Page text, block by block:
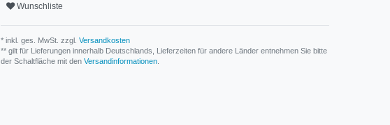
Wunschliste
* inkl. ges. MwSt. zzgl.
Versandkosten
** gilt für Lieferungen innerhalb Deutschlands, Lieferzeiten für andere Länder entnehmen Sie bitte
der Schaltfläche mit den Versandinformationen